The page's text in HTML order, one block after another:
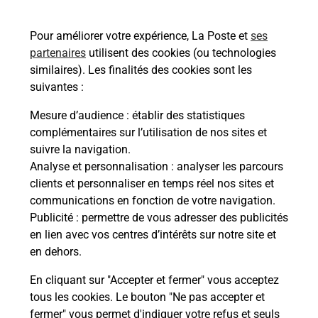
Pour améliorer votre expérience, La Poste et ses
partenaires utilisent des cookies (ou technologies
similaires). Les finalités des cookies sont les
suivantes :
Mesure d’audience : établir des statistiques
complémentaires sur l’utilisation de nos sites et
suivre la navigation.
Analyse et personnalisation : analyser les parcours
clients et personnaliser en temps réel nos sites et
communications en fonction de votre navigation.
Publicité : permettre de vous adresser des publicités
en lien avec vos centres d’intérêts sur notre site et
en dehors.
En cliquant sur "Accepter et fermer" vous acceptez
tous les cookies. Le bouton "Ne pas accepter et
fermer" vous permet d'indiquer votre refus et seuls
76260 Eu
Boîte aux Lettres La Poste
Prochaine collecte du courriervendredià
16h00
6 Rue De La Poste
76260 Eu
Le lien s'ouvre dans un nouvel onglet